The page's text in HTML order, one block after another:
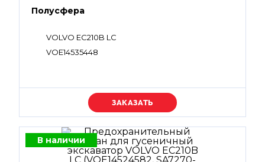
Полусфера
VOLVO EC210B LC
VOE14535448
Уточняйте цену
В наличии